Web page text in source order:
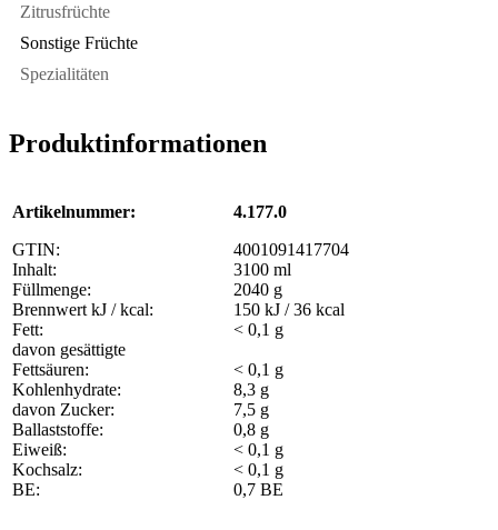
Zitrusfrüchte
Sonstige Früchte
Spezialitäten
Produktinformationen
Artikelnummer:
GTIN:
Inhalt:
Füllmenge:
Brennwert kJ / kcal:
Fett:
davon gesättigte
Fettsäuren:
Kohlenhydrate:
davon Zucker:
Ballaststoffe:
Eiweiß:
Kochsalz:
BE:
4.177.0
4001091417704
3100 ml
2040 g
150 kJ / 36 kcal
< 0,1 g
< 0,1 g
8,3 g
7,5 g
0,8 g
< 0,1 g
< 0,1 g
0,7 BE